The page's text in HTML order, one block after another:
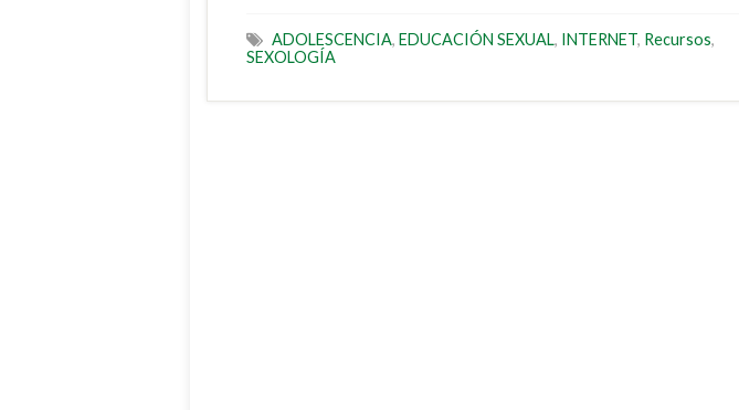
ADOLESCENCIA, EDUCACIÓN SEXUAL, INTERNET, Recursos,
SEXOLOGÍA